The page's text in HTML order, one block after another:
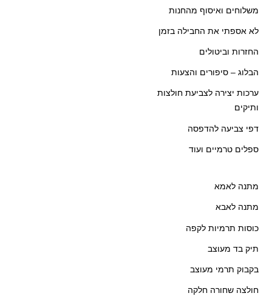
משלוחים ואיסוף מהחנות
לא אספתי את החבילה בזמן
החזרות וביטולים
הבלוג – סיפורים והצעות
ערכות יצירה לצביעת חולצות
ותיקים
דפי צביעה להדפסה
ספלים טרמיים ועוד
מתנה לאמא
מתנה לאבא
כוסות תרמיות לקפה
תיק בד מעוצב
בקבוק תרמי מעוצב
חולצה שחורה חלקה